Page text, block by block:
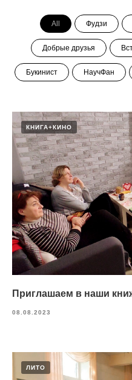
All Фудзи
Добрые друзья
Букинист НаучФан
КНИГА+КИНО
Приглашаем в наши
08.08.2023
ЛИТО